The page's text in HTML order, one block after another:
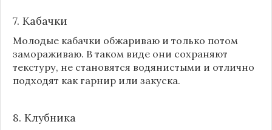
7. Кабачки
Молодые кабачки обжариваю и только потом
замораживаю. В таком виде они сохраняют
текстуру, не становятся водянистыми и отлично
подходят как гарнир или закуска.
8. Клубника